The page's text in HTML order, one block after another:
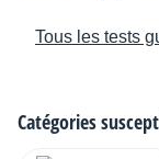
Tous les tests
Catégories